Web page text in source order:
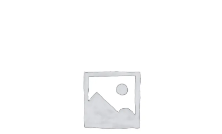
ПЕРЕЗВОНИТЕ МНЕ
Согласен с обработкой персональных
данных в соответствии с